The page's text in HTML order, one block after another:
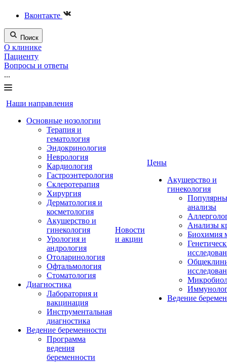
Вконтакте
Поиск
О клинике
Пациенту
Вопросы и ответы
...
Наши направления
Основные нозологии
Терапия и
гематология
Эндокринология
Неврология
Кардиология
Гастроэнтерология
Склеротерапия
Хирургия
Дерматология и
косметология
Акушерство и
гинекология
Урология и
андрология
Отоларинология
Офтальмология
Стоматология
Диагностика
Лаборатория и
вакцинация
Инструментальная
диагностика
Ведение беременности
Программа
ведения
беременности
Новости
и акции
Цены
Акушерство и
гинекология
анализы
Анализы
Биохимия
Ведение